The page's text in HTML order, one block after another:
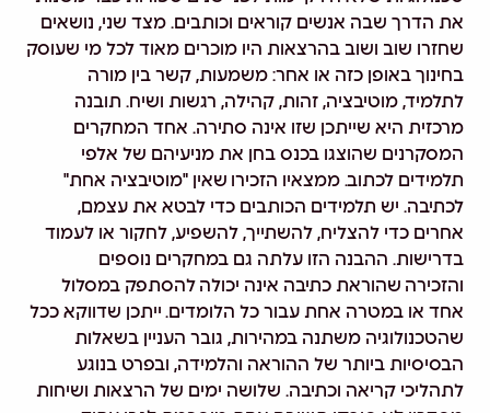
את הדרך שבה אנשים קוראים וכותבים. מצד שני, נושאים
שחזרו שוב ושוב בהרצאות היו מוכרים מאוד לכל מי שעוסק
בחינוך באופן כזה או אחר: משמעות, קשר בין מורה
לתלמיד, מוטיבציה, זהות, קהילה, רגשות ושיח. תובנה
מרכזית היא שייתכן שזו אינה סתירה. אחד המחקרים
המסקרנים שהוצגו בכנס בחן את מניעיהם של אלפי
תלמידים לכתוב. ממצאיו הזכירו שאין "מוטיבציה אחת"
לכתיבה. יש תלמידים הכותבים כדי לבטא את עצמם,
אחרים כדי להצליח, להשתייך, להשפיע, לחקור או לעמוד
בדרישות. ההבנה הזו עלתה גם במחקרים נוספים
והזכירה שהוראת כתיבה אינה יכולה להסתפק במסלול
אחד או במטרה אחת עבור כל הלומדים. ייתכן שדווקא ככל
שהטכנולוגיה משתנה במהירות, גובר העניין בשאלות
הבסיסיות ביותר של ההוראה והלמידה, ובפרט בנוגע
לתהליכי קריאה וכתיבה. שלושה ימים של הרצאות ושיחות